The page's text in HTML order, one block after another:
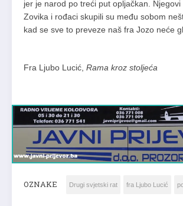
jer je narod po treći put opljačkan.
Zovika i rođaci skupili su među sobom
kad se sve to preveze naš fra Jozo neće
Fra Ljubo Lucić, Rama kroz stoljeća
OZNAKE Drugi svjetski rat fra Ljubo Lucić